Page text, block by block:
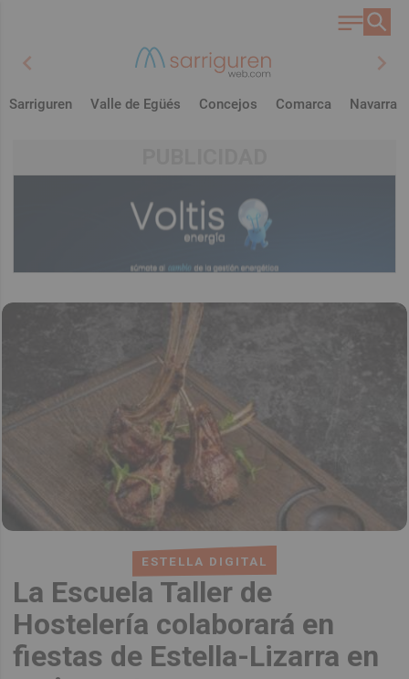
chevron_left chevron_right
Sarriguren Valle de Egüés Concejos Comarca Navarra
ESTELLA DIGITAL
La Escuela Taller de
Hostelería colaborará en
fiestas de Estella-Lizarra en